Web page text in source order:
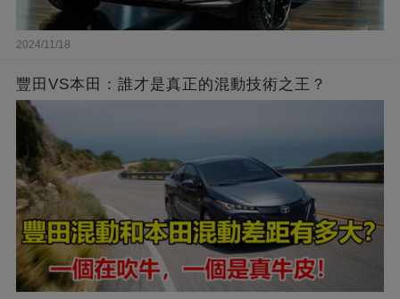
2024/11/18
豐田VS本田：誰才是真正的混動技術之王？